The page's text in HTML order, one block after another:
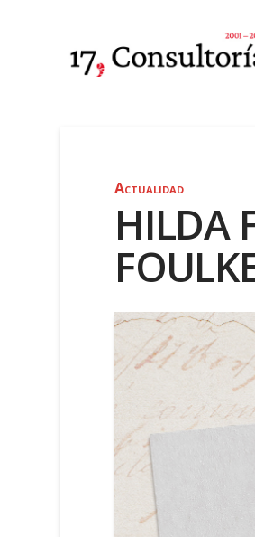
Actualidad
HILDA